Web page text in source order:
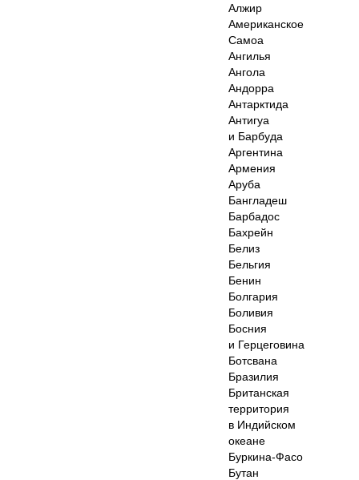
Алжир
Американское
Самоа
Ангилья
Ангола
Андорра
Антарктида
Антигуа
и Барбуда
Аргентина
Армения
Аруба
Бангладеш
Барбадос
Бахрейн
Белиз
Бельгия
Бенин
Болгария
Боливия
Босния
и Герцеговина
Ботсвана
Бразилия
Британская
территория
в Индийском
океане
Буркина-Фасо
Бутан